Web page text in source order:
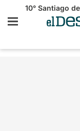
10° Santiago